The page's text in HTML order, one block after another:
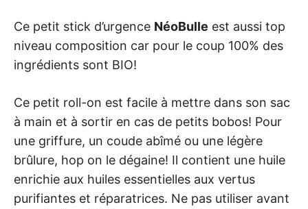
Ce petit stick d’urgence NéoBulle est aussi top
niveau composition car pour le coup 100% des
ingrédients sont BIO!
Ce petit roll-on est facile à mettre dans son sac
à main et à sortir en cas de petits bobos! Pour
une griffure, un coude abîmé ou une légère
brûlure, hop on le dégaine! Il contient une huile
enrichie aux huiles essentielles aux vertus
purifiantes et réparatrices. Ne pas utiliser avant